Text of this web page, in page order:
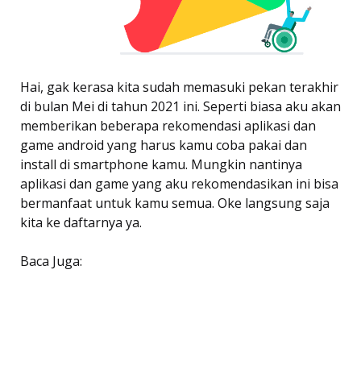
Hai, gak kerasa kita sudah memasuki pekan terakhir
di bulan Mei di tahun 2021 ini. Seperti biasa aku akan
memberikan beberapa rekomendasi aplikasi dan
game android yang harus kamu coba pakai dan
install di smartphone kamu. Mungkin nantinya
aplikasi dan game yang aku rekomendasikan ini bisa
bermanfaat untuk kamu semua. Oke langsung saja
kita ke daftarnya ya.
Baca Juga: